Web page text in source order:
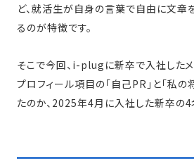
ど、就活生が自身の言葉で自由に文章
るのが特徴です。
そこで今回、i-plugに新卒で入社した
プロフィール項目の「自己PR」と「私
たのか、2025年4月に入社した新卒の4